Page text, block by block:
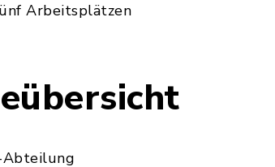
Arbeitsplätzen
Abteilung